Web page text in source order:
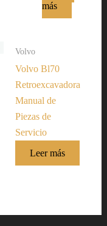
más
Volvo
Volvo Bl70
Retroexcavadora
Manual de
Piezas de
Servicio
Leer más